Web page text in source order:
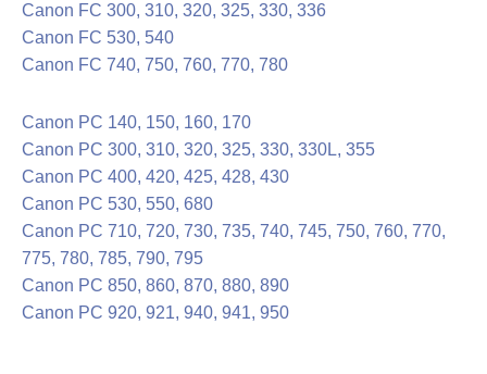
Canon FC 300, 310, 320, 325, 330, 336
Canon FC 530, 540
Canon FC 740, 750, 760, 770, 780
Canon PC 140, 150, 160, 170
Canon PC 300, 310, 320, 325, 330, 330L, 355
Canon PC 400, 420, 425, 428, 430
Canon PC 530, 550, 680
Canon PC 710, 720, 730, 735, 740, 745, 750, 760, 770,
775, 780, 785, 790, 795
Canon PC 850, 860, 870, 880, 890
Canon PC 920, 921, 940, 941, 950